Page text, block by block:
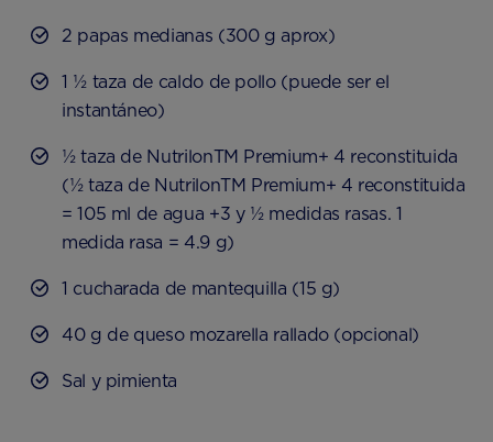
2 papas medianas (300 g aprox)
1 ½ taza de caldo de pollo (puede ser el
instantáneo)
½ taza de NutrilonTM Premium+ 4 reconstituida
(½ taza de NutrilonTM Premium+ 4 reconstituida
= 105 ml de agua +3 y ½ medidas rasas. 1
medida rasa = 4.9 g)
1 cucharada de mantequilla (15 g)
40 g de queso mozarella rallado (opcional)
Sal y pimienta